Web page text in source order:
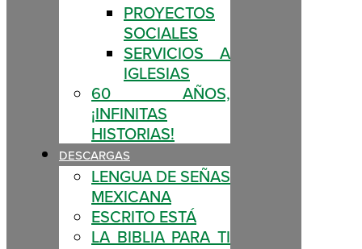
PROYECTOS
SOCIALES
SERVICIOS A
IGLESIAS
60 AÑOS,
¡INFINITAS
HISTORIAS!
DESCARGAS
LENGUA DE SEÑAS
MEXICANA
ESCRITO ESTÁ
LA BIBLIA PARA TI